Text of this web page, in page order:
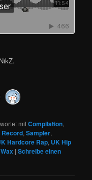
mitCompilation,
Record,Sampler,
Hardcore Rap, UK Hip
Wax |Schreibe einen